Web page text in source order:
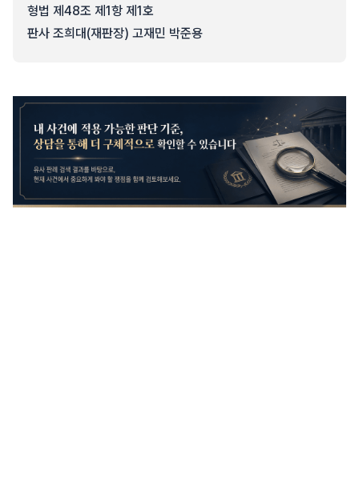
형법 제48조 제1항 제1호
판사 조희대(재판장) 고재민 박준용